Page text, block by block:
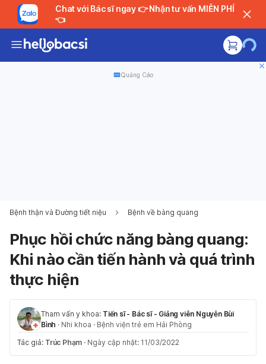
Chat với Bác sĩ ngay 👉 Nhận tư vấn MIỄN PHÍ
👈
Quảng Cáo
Bệnh thận và Đường tiết niệu Bệnh về bàng quang
Phục hồi chức năng bàng quang:
Khi nào cần tiến hành và quá trình
thực hiện
Tham vấn y khoa: Tiến sĩ - Bác sĩ - Giảng viên Nguyễn Bùi
Bình · Nhi khoa · Bệnh viện trẻ em Hải Phòng
Tác giả: Trúc Phạm · Ngày cập nhật: 11/03/2022